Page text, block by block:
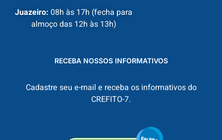
Juazeiro: 08h às 17h (fecha para
almoço das 12h às 13h)
RECEBA NOSSOS INFORMATIVOS
Cadastre seu e-mail e receba os informativos do
CREFITO-7.